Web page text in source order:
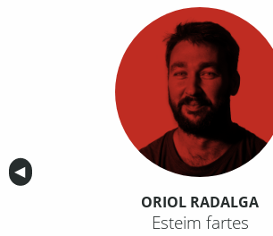
Anterior
◀︎
ORIOL RADALGA
Esteim fartes